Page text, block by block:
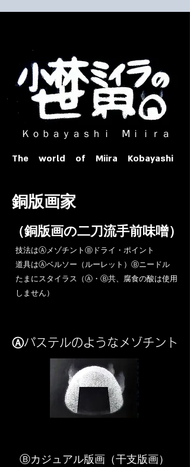
ｏｂａｙａｓｈｉ Ⅿｉｉｒａ​
The world of Miira Kobayashi
​銅版画家
​（銅版画の二刀流手前味噌）
​技法はⒶメゾチントⒷドライ・ポイント
道具はⒶベルソー（ルーレット）Ⓑニードル
​たまにスタイラス（Ⓐ・Ⓑ共、腐食の酸は使用
しません）
Ⓐパステルのようなメゾチント
​Ⓑカジュアル版画（干支版画）